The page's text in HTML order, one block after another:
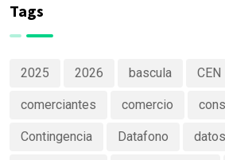
Tags
2025 2026 bascula CEN
comerciantes comercio
Contingencia Datafono datos